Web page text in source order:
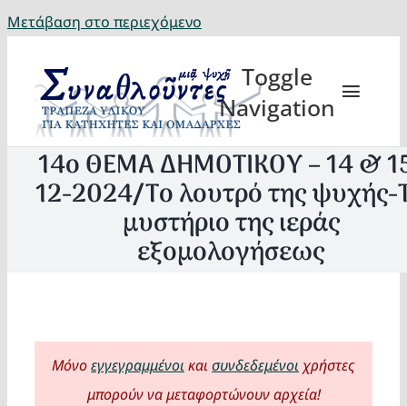
Μετάβαση στο περιεχόμενο
Toggle
Navigation
14ο ΘΕΜΑ ΔΗΜΟΤΙΚΟΥ – 14 &
12-2024/Το λουτρό της ψυχής-
μυστήριο της ιεράς
εξομολογήσεως
Μόνοεγγεγραμμένοικαισυνδεδεμένοι χρήστες
μπορούν να μεταφορτώνουν αρχεία!